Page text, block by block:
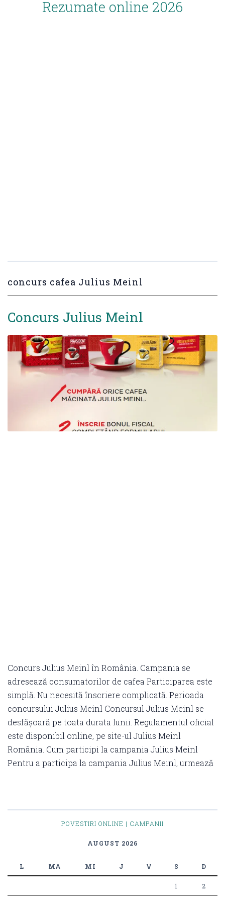
Rezumate online 2026
concurs cafea Julius Meinl
Concurs Julius Meinl
Concurs Julius Meinl în România. Campania se
adresează consumatorilor de cafea Participarea este
simplă. Nu necesită înscriere complicată. Perioada
concursului Julius Meinl Concursul Julius Meinl se
desfășoară pe toata durata lunii. Regulamentul oficial
este disponibil online, pe site-ul Julius Meinl
România. Cum participi la campania Julius Meinl
Pentru a participa la campania Julius Meinl, urmează
POVESTIRI ONLINE | CAMPANII
AUGUST 2026
L MA MI J V S D
1 2